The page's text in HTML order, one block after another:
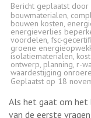
Bericht geplaatst door
bouwmaterialen,
bouwen kosten,
energieverlies
voordelen, fsc-
groene
isolatiematerialen,
ontwerp, planning, r-
waardestijging
Geplaatst op 18
Als het gaat om het
van de eerste